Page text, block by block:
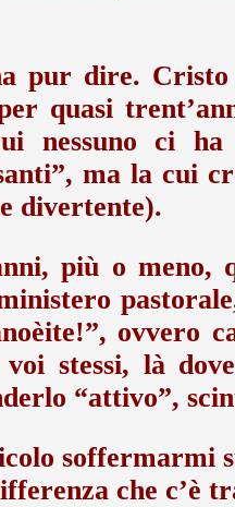
pur dire.
quasi
nessuno ci
ma la cui
divertente).
più o meno,
ovvero
stessi, là
“attivo”,
soffermarmi
che c’è